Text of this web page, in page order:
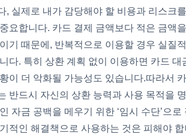
, 실제로 내가 감당해야 할 비용과 리스크를
요합니다. 카드 결제 금액보다 적은 금액
기 때문에, 반복적으로 이용할 경우 실질
다. 특히 상환 계획 없이 이용하면 카드 대
이 더 악화될 가능성도 있습니다.따라서
반드시 자신의 상환 능력과 사용 목적을
자금 공백을 메우기 위한 ‘임시 수단’으로
적인 해결책으로 사용하는 것은 피해야 합